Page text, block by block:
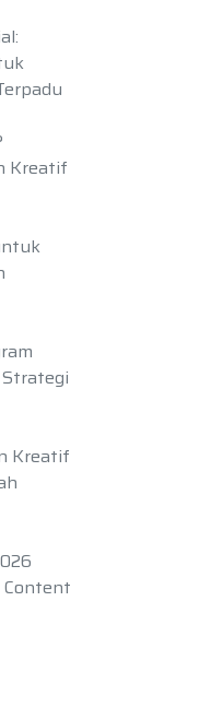
Kreatif
Kreatif